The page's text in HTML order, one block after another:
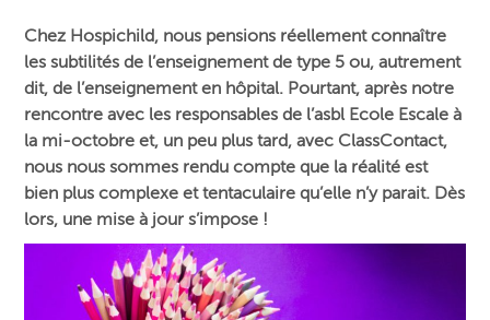
Chez Hospichild, nous pensions réellement connaître
les subtilités de l’enseignement de type 5 ou, autrement
dit, de l’enseignement en hôpital. Pourtant, après notre
rencontre avec les responsables de l’asbl Ecole Escale à
la mi-octobre et, un peu plus tard, avec ClassContact,
nous nous sommes rendu compte que la réalité est
bien plus complexe et tentaculaire qu’elle n’y parait. Dès
lors, une mise à jour s’impose !